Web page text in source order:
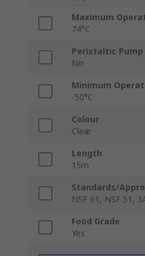
Maximum
74°C
Peristaltic
No
Minimum
-50°C
Colour
Clear
Length
15m
Standards/
NSF 61, NSF 51,
Food Grade
Yes